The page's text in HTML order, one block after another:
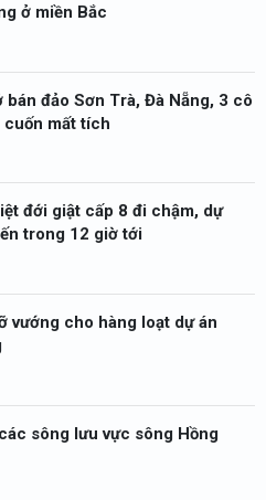
ở miền Bắc
bán đảo Sơn Trà, Đà Nẵng, 3 cô
cuốn mất tích
đới giật cấp 8 đi chậm, dự
trong 12 giờ tới
vướng cho hàng loạt dự án
sông lưu vực sông Hồng